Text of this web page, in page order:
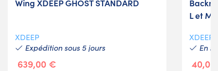
Wing XDEEP GHOST STANDARD
XDEEP
Expédition sous 5 jours
639,00 €
L et M
XDEEP
En